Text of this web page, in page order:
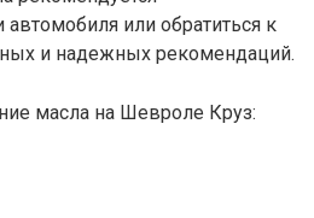
автомобиля или обратиться к
и надежных рекомендаций.
масла на Шевроле Круз: